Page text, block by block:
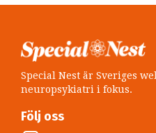
Special Nest är Sveriges
neuropsykiatri i fokus.
Följ oss